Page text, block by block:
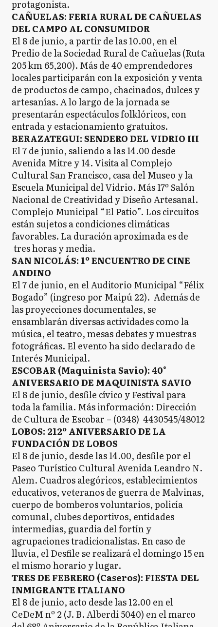
protagonista.
CAÑUELAS: FERIA RURAL DE CAÑUELAS
DEL CAMPO AL CONSUMIDOR
El 8 de junio, a partir de las 10.00, en el
Predio de la Sociedad Rural de Cañuelas (Ruta
205 km 65,200). Más de 40 emprendedores
locales participarán con la exposición y venta
de productos de campo, chacinados, dulces y
artesanías. A lo largo de la jornada se
presentarán espectáculos folklóricos, con
entrada y estacionamiento gratuitos.
BERAZATEGUI: SENDERO DEL VIDRIO III
El 7 de junio, saliendo a las 14.00 desde
Avenida Mitre y 14. Visita al Complejo
Cultural San Francisco, casa del Museo y la
Escuela Municipal del Vidrio. Más 17º Salón
Nacional de Creatividad y Diseño Artesanal.
Complejo Municipal “El Patio”. Los circuitos
están sujetos a condiciones climáticas
favorables. La duración aproximada es de
tres horas y media.
SAN NICOLÁS: 1º ENCUENTRO DE CINE
ANDINO
El 7 de junio, en el Auditorio Municipal “Félix
Bogado” (ingreso por Maipú 22). Además de
las proyecciones documentales, se
ensamblarán diversas actividades como la
música, el teatro, mesas debates y muestras
fotográficas. El evento ha sido declarado de
Interés Municipal.
ESCOBAR (Maquinista Savio): 40°
ANIVERSARIO DE MAQUINISTA SAVIO
El 8 de junio, desfile cívico y Festival para
toda la familia. Más información: Dirección
de Cultura de Escobar – (0348) 4430545/48012
LOBOS: 212º ANIVERSARIO DE LA
FUNDACIÓN DE LOBOS
El 8 de junio, desde las 14.00, desfile por el
Paseo Turístico Cultural Avenida Leandro N.
Alem. Cuadros alegóricos, establecimientos
educativos, veteranos de guerra de Malvinas,
cuerpo de bomberos voluntarios, policía
comunal, clubes deportivos, entidades
intermedias, guardia del fortín y
agrupaciones tradicionalistas. En caso de
lluvia, el Desfile se realizará el domingo 15 en
el mismo horario y lugar.
TRES DE FEBRERO (Caseros): FIESTA DEL
INMIGRANTE ITALIANO
El 8 de junio, acto desde las 12.00 en el
CeDeM nº 2 (J. B. Alberdi 5040) en el marco